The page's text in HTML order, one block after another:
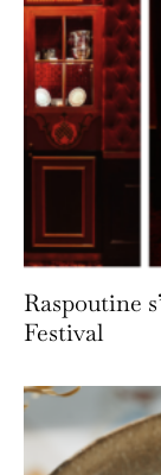
Raspoutine
Festival